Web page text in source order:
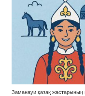
Заманауи қазақ жастарының